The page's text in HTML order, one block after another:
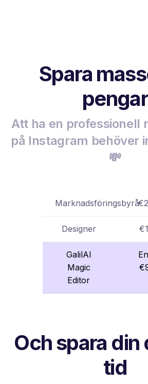
Spara
pengar
Att ha en professionell
på Instagram behöver
💸
Marknadsföringsbyrå
Designer
GalilAI
Magic
Editor
Och spara din
tid